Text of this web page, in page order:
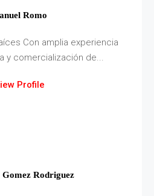
Romo
Con amplia experiencia
y comercialización de...
Profile
Gomez Rodriguez